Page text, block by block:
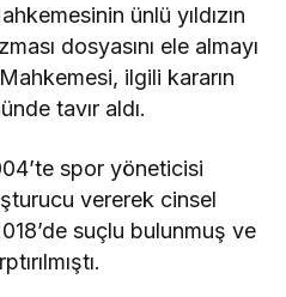
ünlü yıldızın
dosyasını ele almayı
ilgili kararın
tavır aldı.
spor yöneticisi
vererek cinsel
suçlu bulunmuş ve